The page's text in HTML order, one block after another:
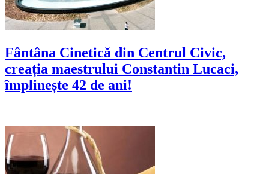
Fântâna Cinetică din Centrul Civic,
creația maestrului Constantin Lucaci,
împlinește 42 de ani!